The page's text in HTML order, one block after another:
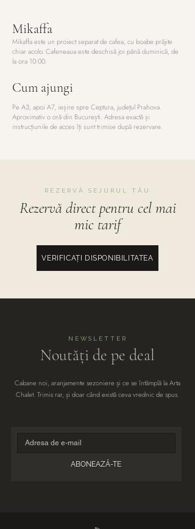
Mikaffa
Mikaffa este un proiect separat de cafea, cu boabe prăjite
chiar acolo. Cafeneaua este deschisă joi până duminică, de
la ora 10:00.
Cum ajungi
Pe A3, apoi A7, ieșire spre Ceptura, județul Prahova.
Aproximativ o oră din București. Adresa exactă și
instrucțiunile de acces îți sunt trimise după rezervare.
REZERVĂ SEJURUL TĂU
Rezervă direct pentru cel mai
mic tarif
VERIFICAȚI DISPONIBILITATEA
NEWSLETTER
Noutăți de pe deal
Cabane noi, aranjamente sezoniere și ce se întâmplă la Arta
Chalet. Trimis rar, și doar când există ceva vrednic de spus.
ABONEAZĂ-TE